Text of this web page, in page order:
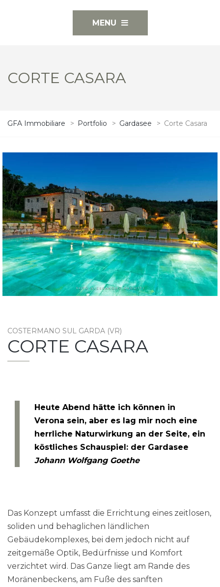
MENU
CORTE CASARA
GFA Immobiliare > Portfolio > Gardasee > Corte Casara
COSTERMANO SUL GARDA (VR)
CORTE CASARA
Heute Abend hätte ich können in
Verona sein, aber es lag mir noch eine
herrliche Naturwirkung an der Seite, ein
köstliches Schauspiel: der Gardasee
Johann Wolfgang Goethe
Das Konzept umfasst die Errichtung eines zeitlosen,
soliden und behaglichen ländlichen
Gebäudekomplexes, bei dem jedoch nicht auf
zeitgemäße Optik, Bedürfnisse und Komfort
verzichtet wird. Das Ganze liegt am Rande des
Moränenbeckens, am Fuße des sanften